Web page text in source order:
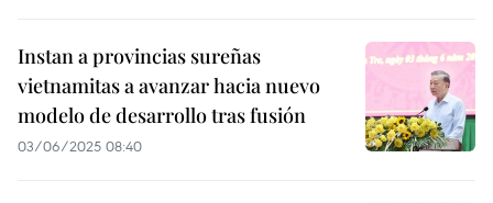
Instan a provincias sureñas
vietnamitas a avanzar hacia nuevo
modelo de desarrollo tras fusión
03/06/2025 08:40